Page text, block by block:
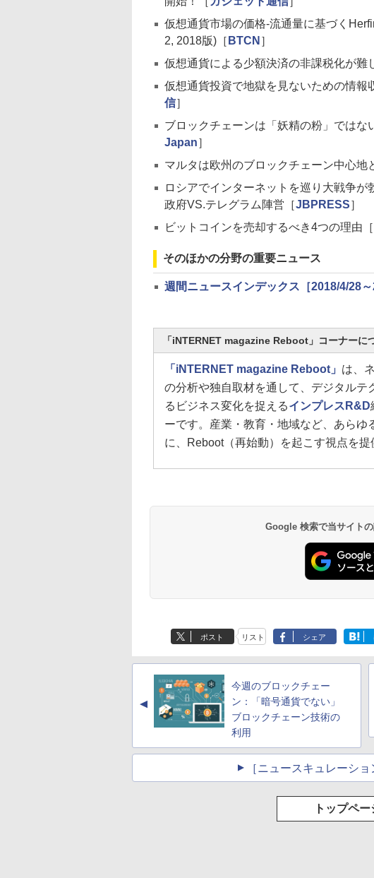
仮想通貨市場の価格-流通量に基づく
2, 2018版)［ BTCN ］
仮想通貨による少額決済の非課税化が難
仮想通貨投資で地獄を見ないための情報
信］
ブロックチェーンは「妖精の粉」ではな
Japan］
マルタは欧州のブロックチェーン中心地
ロシアでインターネットを巡り大戦争
政府VS.テレグラム陣営［JBPRESS］
ビットコインを売却するべき4つの理由［
そのほかの分野の重要ニュース
週間ニュースインデックス［2018/4/28～
「iNTERNET magazine Reboot」コーナーに
「iNTERNET magazine Reboot」 は、
の分析や独自取材を通して、デジタルテ
るビジネス変化を捉えるインプレスR&D
ーです。産業・教育・地域など、あらゆ
に、Reboot（再始動）を起こす視点を提
Google 検索で当サイト
ポスト リスト シェア
▲
今週のブロックチェー
ン：「暗号通貨でない」
ブロックチェーン技術の
利用
［ニュースキュレーシ
トップペ